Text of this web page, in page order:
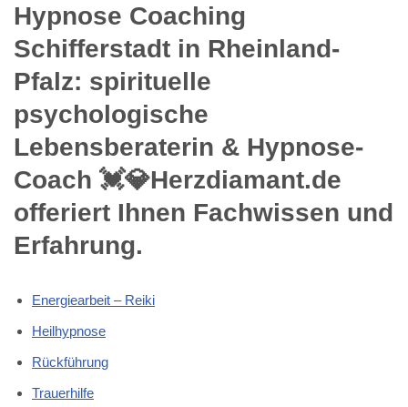
Hypnose Coaching
Schifferstadt in Rheinland-
Pfalz: spirituelle
psychologische
Lebensberaterin & Hypnose-
Coach 💓️💎Herzdiamant.de
offeriert Ihnen Fachwissen und
Erfahrung.
Energiearbeit – Reiki
Heilhypnose
Rückführung
Trauerhilfe